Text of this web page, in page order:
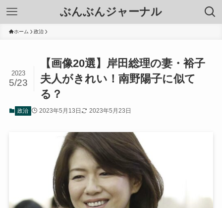
ぶんぶんジャーナル
ホーム 政治
【画像20選】岸田総理の妻・裕子
夫人がきれい！南野陽子に似て
る？
2023
5/23
政治 2023年5月13日 2023年5月23日